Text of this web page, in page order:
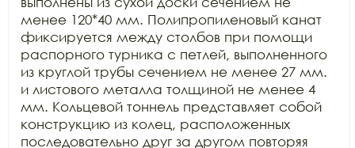
менее 120*40 мм. Полипропиленовый канат
фиксируется между столбов при помощи
распорного турника с петлей, выполненного
из круглой трубы сечением не менее 27 мм.
и листового металла толщиной не менее 4
мм. Кольцевой тоннель представляет собой
конструкцию из колец, расположенных
последовательно друг за другом повторяя